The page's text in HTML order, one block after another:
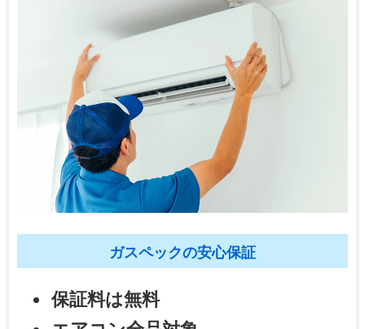
ガスペックの安心保証
保証料は無料